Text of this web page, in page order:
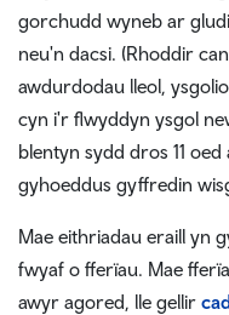
gorchudd wyneb ar
neu'n dacsi. (Rhoddir
awdurdodau lleol,
cyn i'r flwyddyn ysgol
blentyn sydd dros 11
gyhoeddus gyffredin
Mae eithriadau eraill yn
fwyaf o fferïau. Mae
awyr agored, lle gellir